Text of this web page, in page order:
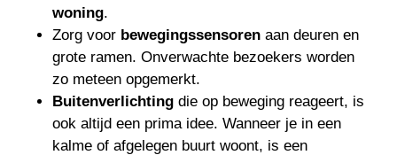
woning.
Zorg voor bewegingssensoren aan deuren en
grote ramen. Onverwachte bezoekers worden
zo meteen opgemerkt.
Buitenverlichting die op beweging reageert, is
ook altijd een prima idee. Wanneer je in een
kalme of afgelegen buurt woont, is een